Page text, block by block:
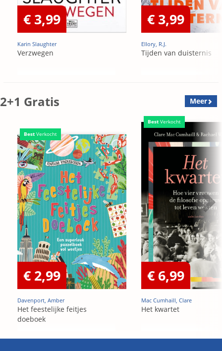
€ 3,99
Karin Slaughter
Verzwegen
€ 3,99
Ellory, R.J.
Tijden van duisternis
2+1 Gratis Meer
Best Verkocht
€ 2,99
Davenport, Amber
Het feestelijke feitjes
doeboek
Best Verkocht
€ 6,99
Mac Cumhaill, Clare
Het kwartet